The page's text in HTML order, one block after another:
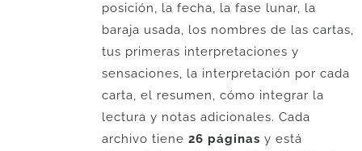
posición, la fecha, la fase lunar, la
baraja usada, los nombres de las cartas,
tus primeras interpretaciones y
sensaciones, la interpretación por cada
carta, el resumen, cómo integrar la
lectura y notas adicionales. Cada
archivo tiene 26 páginas y está